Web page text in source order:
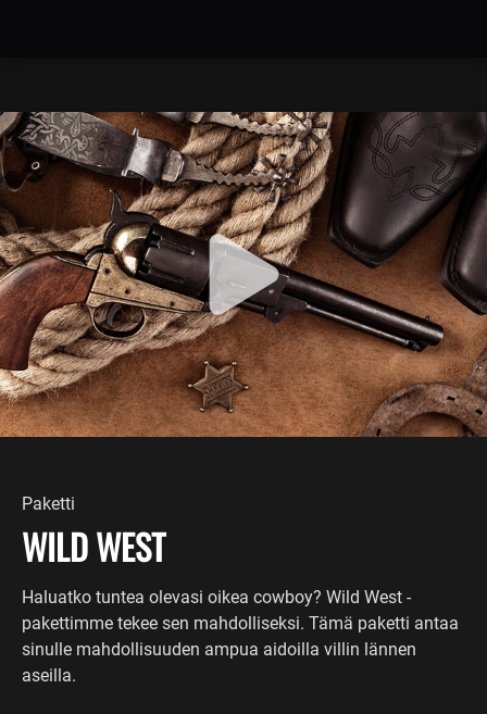
Paketti
WILD WEST
Haluatko tuntea olevasi oikea cowboy? Wild West -
pakettimme tekee sen mahdolliseksi. Tämä paketti antaa
sinulle mahdollisuuden ampua aidoilla villin lännen
aseilla.